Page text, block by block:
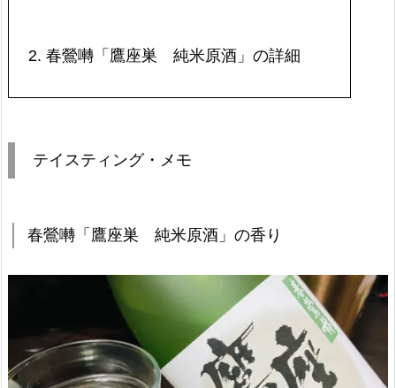
2. 春鶯囀「鷹座巣 純米原酒」の詳細
テイスティング・メモ
春鶯囀「鷹座巣 純米原酒」の香り